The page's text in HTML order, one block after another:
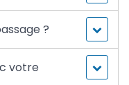
?
votre